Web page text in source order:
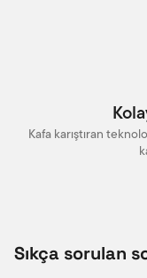
Kafa karıştıran
Sıkça sorulan